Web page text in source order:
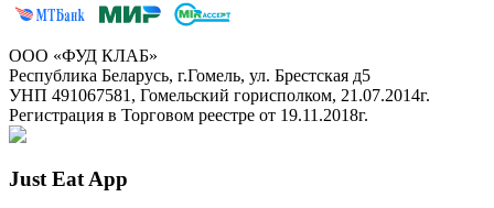
ООО «ФУД КЛАБ»
Республика Беларусь, г.Гомель, ул. Брестская д5
УНП 491067581, Гомельский горисполком, 21.07.2014г.
Регистрация в Торговом реестре от 19.11.2018г.
Just Eat App